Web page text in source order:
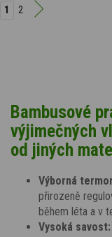
1 2
Bambusové
výjimečných
od jiných
Výborná
přirozeně
během léta a v
Vysoká savost: